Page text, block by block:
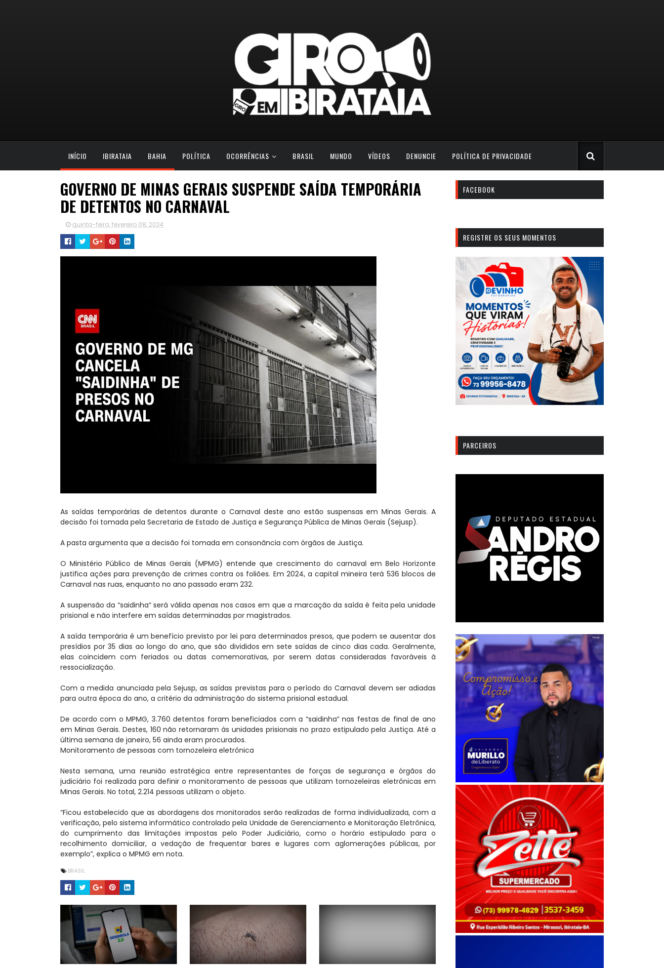
INÍCIO IBIRATAIA BAHIA POLÍTICA OCORRÊNCIAS BRASIL MUNDO VÍDEOS DENUNCIE POLÍTICA DE PRIVACIDADE
GOVERNO DE MINAS GERAIS SUSPENDE SAÍDA TEMPORÁRIA
DE DETENTOS NO CARNAVAL
quinta-feira, fevereiro 08, 2024
As saídas temporárias de detentos durante o Carnaval deste ano estão suspensas em Minas Gerais. A
decisão foi tomada pela Secretaria de Estado de Justiça e Segurança Pública de Minas Gerais (Sejusp).
A pasta argumenta que a decisão foi tomada em consonância com órgãos de Justiça.
O Ministério Público de Minas Gerais (MPMG) entende que crescimento do carnaval em Belo Horizonte
justifica ações para prevenção de crimes contra os foliões. Em 2024, a capital mineira terá 536 blocos de
Carnaval nas ruas, enquanto no ano passado eram 232.
A suspensão da “saidinha” será válida apenas nos casos em que a marcação da saída é feita pela unidade
prisional e não interfere em saídas determinadas por magistrados.
A saída temporária é um benefício previsto por lei para determinados presos, que podem se ausentar dos
presídios por 35 dias ao longo do ano, que são divididos em sete saídas de cinco dias cada. Geralmente,
elas coincidem com feriados ou datas comemorativas, por serem datas consideradas favoráveis à
ressocialização.
Com a medida anunciada pela Sejusp, as saídas previstas para o período do Carnaval devem ser adiadas
para outra época do ano, a critério da administração do sistema prisional estadual.
De acordo com o MPMG, 3.760 detentos foram beneficiados com a “saidinha” nas festas de final de ano
em Minas Gerais. Destes, 160 não retornaram às unidades prisionais no prazo estipulado pela Justiça. Até a
última semana de janeiro, 56 ainda eram procurados.
Monitoramento de pessoas com tornozeleira eletrônica
Nesta semana, uma reunião estratégica entre representantes de forças de segurança e órgãos do
judiciário foi realizada para definir o monitoramento de pessoas que utilizam tornozeleiras eletrônicas em
Minas Gerais. No total, 2.214 pessoas utilizam o objeto.
“Ficou estabelecido que as abordagens dos monitorados serão realizadas de forma individualizada, com a
verificação, pelo sistema informático controlado pela Unidade de Gerenciamento e Monitoração Eletrônica,
do cumprimento das limitações impostas pelo Poder Judiciário, como o horário estipulado para o
recolhimento domiciliar, a vedação de frequentar bares e lugares com aglomerações públicas, por
exemplo”, explica o MPMG em nota.
BRASIL
FACEBOOK
REGISTRE OS SEUS MOMENTOS
PARCEIROS